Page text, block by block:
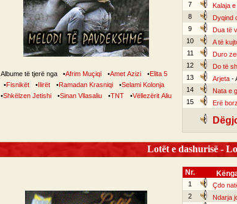
Albume të tjerë nga •Afrim Muçiqi •Amet Azizi •Elita 5
•Fisnikët •Ilirët •Ramadan Krasniqi •Selami Kolonja
•Shkëlzen Jetishi •Sinan Vllasaliu •TNT •Vëllezërit Aliu
7
Kalaja e
8
Dyqind
9
Dua të
10
A të
11
Duro
12
Do të
13
Arjeta-
14
Nata e
15
Erë
Lotët e dashurisë -
Nr.
1 Çdo
2
Ndarja